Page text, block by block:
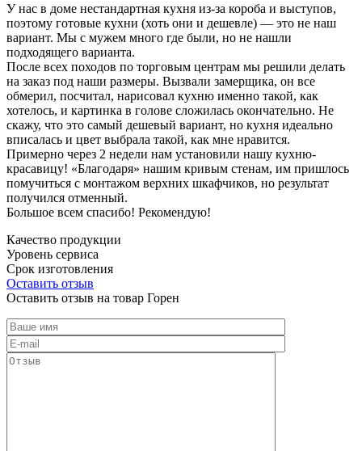
У нас в доме нестандартная кухня из-за короба и выступов,
поэтому готовые кухни (хоть они и дешевле) — это не наш
вариант. Мы с мужем много где были, но не нашли
подходящего варианта.
После всех походов по торговым центрам мы решили делать
на заказ под наши размеры. Вызвали замерщика, он все
обмерил, посчитал, нарисовал кухню именно такой, как
хотелось, и картинка в голове сложилась окончательно. Не
скажу, что это самый дешевый вариант, но кухня идеально
вписалась и цвет выбрала такой, как мне нравится.
Примерно через 2 недели нам установили нашу кухню-
красавицу! «Благодаря» нашим кривым стенам, им пришлось
помучиться с монтажом верхних шкафчиков, но результат
получился отменный.
Большое всем спасибо! Рекомендую!
Качество продукции
Уровень сервиса
Срок изготовления
Оставить отзыв
Оставить отзыв на товар Горен